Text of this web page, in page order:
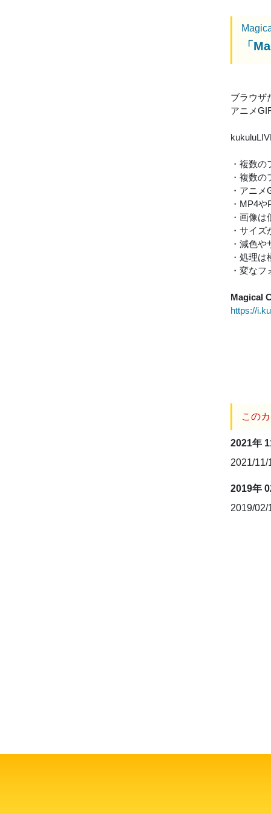
「
ブラウザ
アニメ
・複数
・複数
・アニ
・MP4
・画像
・サイ
・減色
・処理
・変なフ
Magical
https://
この
2021年
2021/11/
2019年
2019/02/